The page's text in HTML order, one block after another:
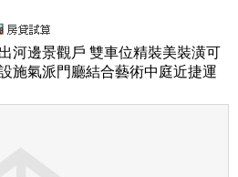
河邊景觀戶 雙車位精裝美裝潢可
施氣派門廳結合藝術中庭近捷運